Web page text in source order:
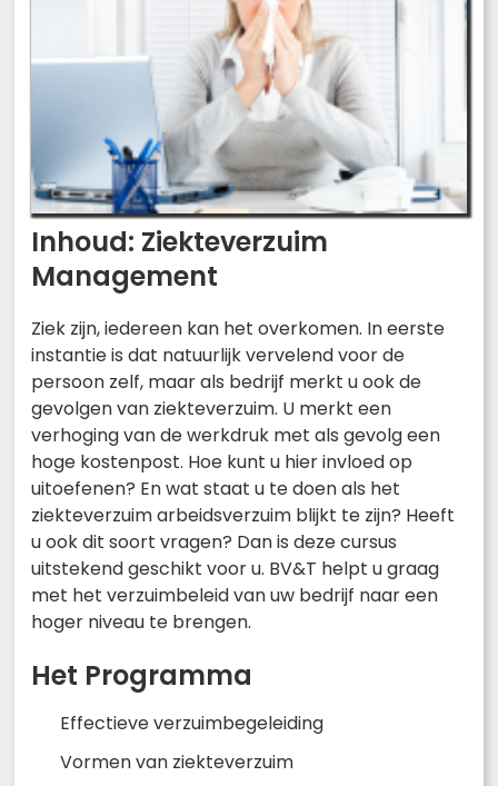
Inhoud: Ziekteverzuim
Management
Ziek zijn, iedereen kan het overkomen. In eerste
instantie is dat natuurlijk vervelend voor de
persoon zelf, maar als bedrijf merkt u ook de
gevolgen van ziekteverzuim. U merkt een
verhoging van de werkdruk met als gevolg een
hoge kostenpost. Hoe kunt u hier invloed op
uitoefenen? En wat staat u te doen als het
ziekteverzuim arbeidsverzuim blijkt te zijn? Heeft
u ook dit soort vragen? Dan is deze cursus
uitstekend geschikt voor u. BV&T helpt u graag
met het verzuimbeleid van uw bedrijf naar een
hoger niveau te brengen.
Het Programma
Effectieve verzuimbegeleiding
Vormen van ziekteverzuim